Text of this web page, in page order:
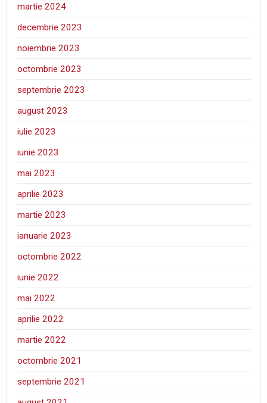
martie 2024
decembrie 2023
noiembrie 2023
octombrie 2023
septembrie 2023
august 2023
iulie 2023
iunie 2023
mai 2023
aprilie 2023
martie 2023
ianuarie 2023
octombrie 2022
iunie 2022
mai 2022
aprilie 2022
martie 2022
octombrie 2021
septembrie 2021